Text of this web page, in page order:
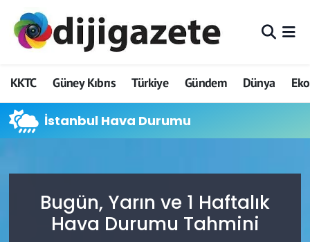
KKTC Güney Kıbrıs Türkiye Gündem Dünya
İstanbul Hava Durumu
Bugün, Yarın ve 1 Haftalık
Hava Durumu Tahmini
ADVERTORIAL
Dijigazete
Dünya
Ekonomi
Foto Galeri
Hava Durumu
Trafik Durumu
Süper Lig Puan Durumu ve Fikstür
Son Dakika Haberleri
Haber Arşivi